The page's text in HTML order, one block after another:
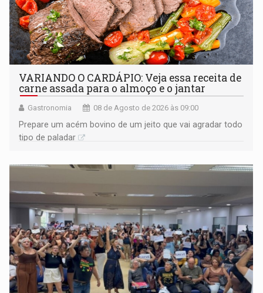
VARIANDO O CARDÁPIO: Veja essa receita de
carne assada para o almoço e o jantar
Gastronomia 08 de Agosto de 2026 às 09:00
Prepare um acém bovino de um jeito que vai agradar todo
tipo de paladar